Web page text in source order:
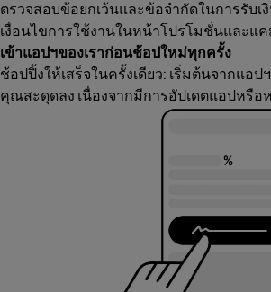
ตรวจสอบข้อยกเว้นและข้อจำกัดในการรับ
เงื่อนไขการใช้งานในหน้าโปรโมชั่นและแ
เข้าแอปฯของเราก่อนช้อปใหม่ทุกครั้ง
ช้อปปิ้งให้เสร็จในครั้งเดียว: เริ่มต้นจากแอ
คุณสะดุดลง เนื่องจากมีการอัปเดตแอปหรื